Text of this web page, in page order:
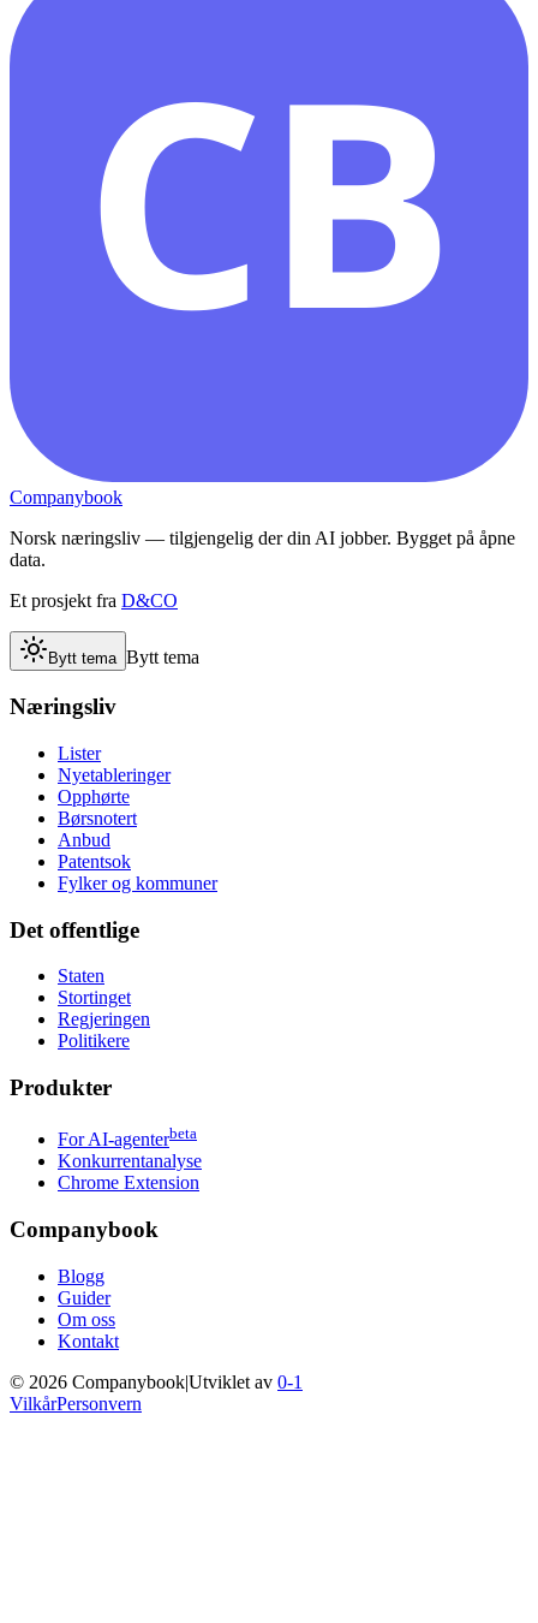
CB
Companybook
Norsk næringsliv — tilgjengelig der din AI jobber. Bygget på åpne
data.
Et prosjekt fra D&CO
Bytt tema Bytt tema
Næringsliv
Lister
Nyetableringer
Opphørte
Børsnotert
Anbud
Patentsok
Fylker og kommuner
Det offentlige
Staten
Stortinget
Regjeringen
Politikere
Produkter
For AI-agenterbeta
Konkurrentanalyse
Chrome Extension
Companybook
Blogg
Guider
Om oss
Kontakt
© 2026 Companybook|Utviklet av 0-1
VilkårPersonvern